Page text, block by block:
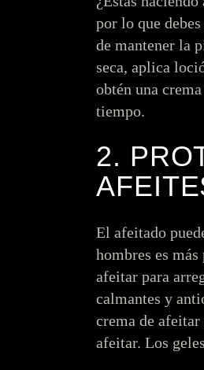
por lo que
de mantener la
seca, aplica
obtén una
tiempo.
2.
El afeitado
hombres es
afeitar para
calmantes y
crema de
afeitar. Los